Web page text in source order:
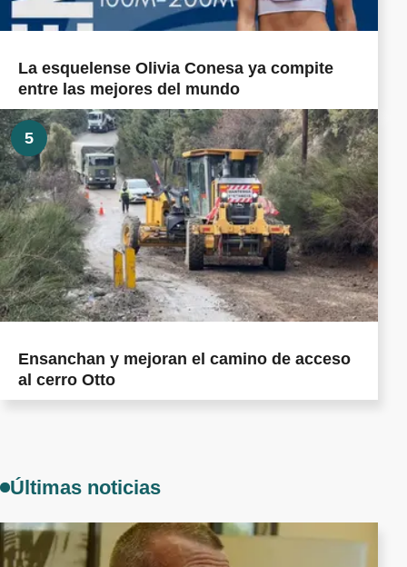
La esquelense Olivia Conesa ya compite
entre las mejores del mundo
5
Ensanchan y mejoran el camino de acceso
al cerro Otto
Últimas noticias